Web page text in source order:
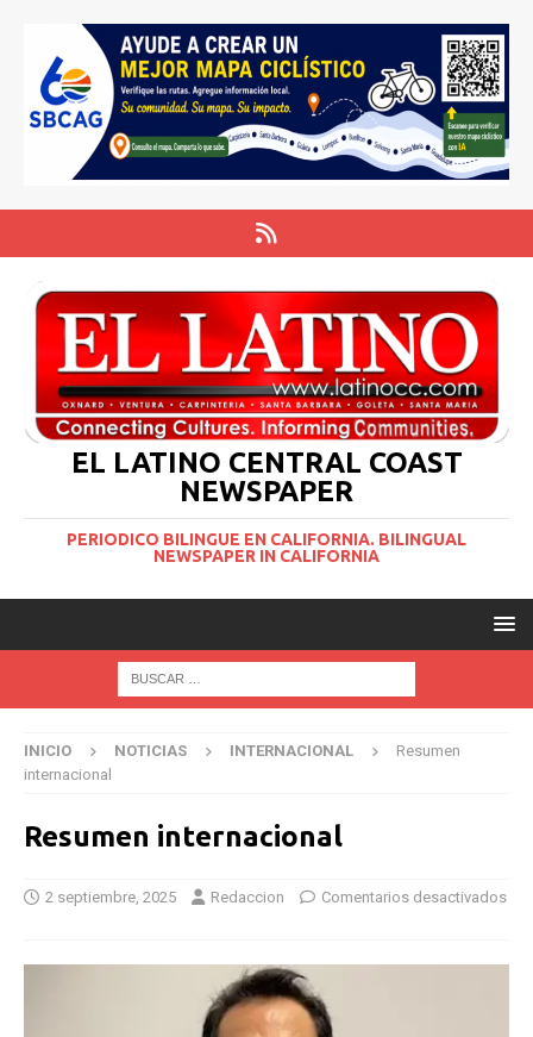
EL LATINO CENTRAL COAST
NEWSPAPER
PERIODICO BILINGUE EN CALIFORNIA. BILINGUAL
NEWSPAPER IN CALIFORNIA
INICIO NOTICIAS INTERNACIONAL
Resumen
internacional
Resumen internacional
2 septiembre, 2025 Redaccion Comentarios desactivados